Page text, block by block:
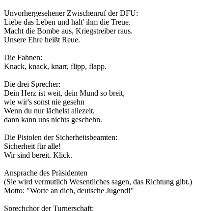
Unvorhergesehener Zwischenruf der DFU:
Liebe das Leben und halt' ihm die Treue.
Macht die Bombe aus, Kriegstreiber raus.
Unsere Ehre heißt Reue.
Die Fahnen:
Knack, knack, knarr, flipp, flapp.
Die drei Sprecher:
Dein Herz ist weit, dein Mund so breit,
wie wir's sonst nie gesehn
Wenn du nur lächelst allezeit,
dann kann uns nichts geschehn.
Die Pistolen der Sicherheitsbeamten:
Sicherheit für alle!
Wir sind bereit. Klick.
Ansprache des Präsidenten
(Sie wird vermutlich Wesentliches sagen, das Richtung gibt.)
Motto: "Worte an dich, deutsche Jugend!"
Sprechchor der Turnerschaft: